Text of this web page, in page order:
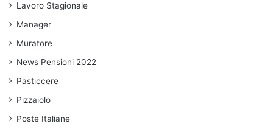
Lavoro Stagionale
Manager
Muratore
News Pensioni 2022
Pasticcere
Pizzaiolo
Poste Italiane